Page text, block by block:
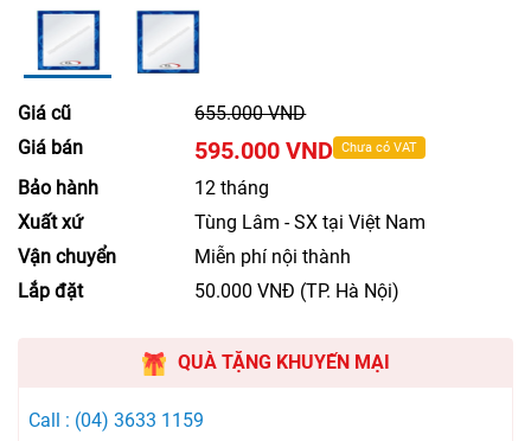
Giá cũ
655.000 VND
Giá bán
595.000 VND Chưa có VAT
Bảo hành
12 tháng
Xuất xứ
Tùng Lâm - SX tại Việt Nam
Vận chuyển
Miễn phí nội thành
Lắp đặt
50.000 VNĐ (TP. Hà Nội)
QUÀ TẶNG KHUYẾN MẠI
Call : (04) 3633 1159